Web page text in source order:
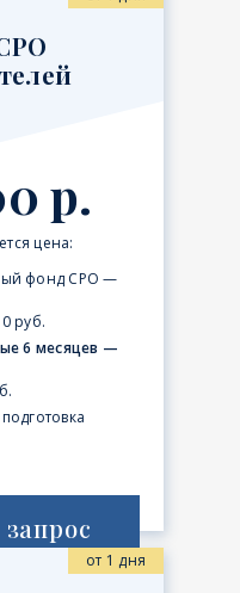
р.
цена:
фонд СРО —
руб.
6 месяцев —
от 1 дня